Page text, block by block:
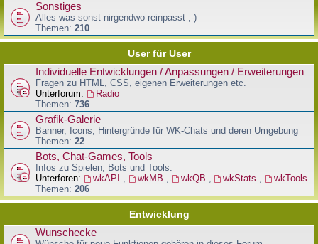
Sonstiges
Alles was sonst nirgendwo reinpasst ;-)
Themen: 210
User für User
Individuelle Entwicklungen / Anpassungen / Erweiterungen
Fragen zu HTML, CSS, eigenen Erweiterungen etc.
Unterforum:
Radio
Themen: 736
Grafik-Galerie
Banner, Icons, Hintergründe für WK-Chats und deren Umgebung
Themen: 22
Bots, Chat-Games, Tools
Infos zu Spielen, Bots und Tools.
Unterforen:
wkAPI , wkMB , wkQB , wkStats ,
wkTools
Themen: 206
Entwicklung
Wunschecke